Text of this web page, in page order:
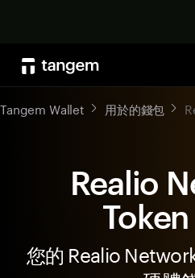
Tangem Wallet 用於的錢包
Realio
您的 Realio